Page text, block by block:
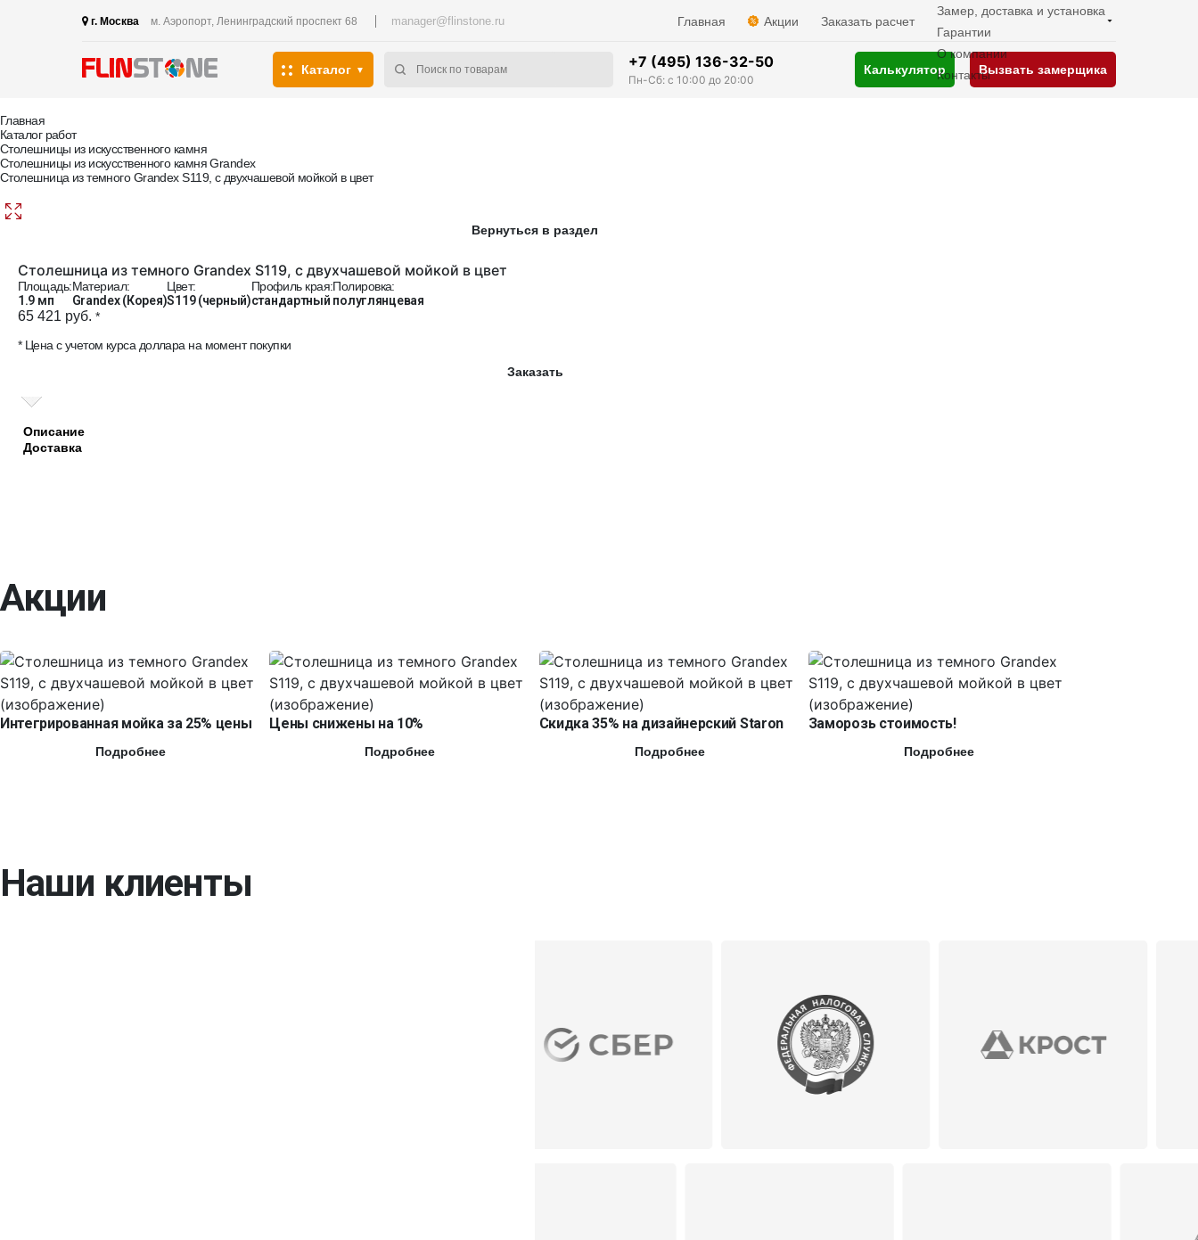
г. Москва м. Аэропорт, Ленинградский проспект 68 manager@flinstone.ru Главная Акции Заказать расчет
Замер, доставка и установка
Гарантии
О компании
Контакты
Каталог +7 (495) 136-32-50
Пн-Сб: с 10:00 до 20:00
Калькулятор Вызвать замерщика
Главная
Каталог работ
Столешницы из искусственного камня
Столешницы из искусственного камня Grandex
Столешница из темного Grandex S119, с двухчашевой мойкой в цвет
Вернуться в раздел
Столешница из темного Grandex S119, с двухчашевой мойкой в цвет
Площадь:
1.9 мп
Материал:
Grandex (Корея)
Цвет:
S119 (черный)
Профиль края:
стандартный
Полировка:
полуглянцевая
65 421 руб. *
* Цена с учетом курса доллара на момент покупки
Заказать
Описание
Доставка
Акции
Интегрированная мойка за 25% цены
Подробнее
Цены снижены на 10%
Подробнее
Скидка 35% на дизайнерский Staron
Подробнее
Заморозь стоимость!
Подробнее
Наши клиенты